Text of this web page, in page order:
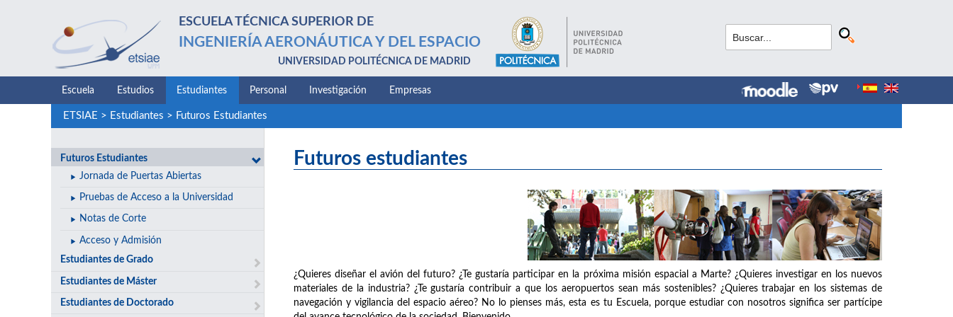
ESCUELA TÉCNICA SUPERIOR DE
INGENIERÍA AERONÁUTICA Y DEL ESPACIO
UNIVERSIDAD POLITÉCNICA DE MADRID
Escuela Estudios Estudiantes Personal Investigación Empresas
ETSIAE > Estudiantes > Futuros Estudiantes
Futuros Estudiantes
Jornada de Puertas Abiertas
Pruebas de Acceso a la Universidad
Notas de Corte
Acceso y Admisión
Estudiantes de Grado
Estudiantes de Máster
Estudiantes de Doctorado
Futuros estudiantes
¿Quieres diseñar el avión del futuro? ¿Te gustaría participar en la próxima misión espacial a Marte? ¿Quieres investigar en los nuevos
materiales de la industria? ¿Te gustaría contribuir a que los aeropuertos sean más sostenibles? ¿Quieres trabajar en los sistemas de
navegación y vigilancia del espacio aéreo? No lo pienses más, esta es tu Escuela, porque estudiar con nosotros significa ser partícipe